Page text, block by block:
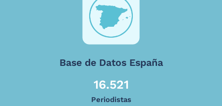
Base de Datos España
Periodistas
16.521